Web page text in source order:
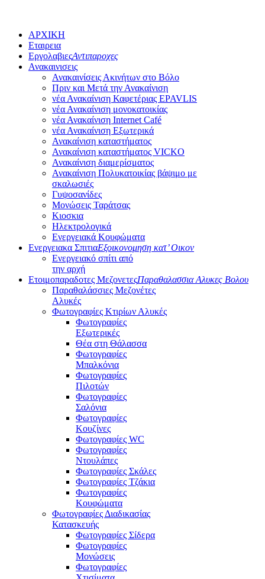
ΑΡΧΙΚΗ
Εταιρεια
ΕργολαβιεςΑντιπαροχες
Ανακαινισεις
Ανακαινίσεις Ακινήτων στο Βόλο
Πριν και Μετά την Ανακαίνιση
νέα Ανακαίνιση Καφετέριας EPAVLIS
νέα Ανακαίνιση μονοκατοικίας
νέα Ανακαίνιση Internet Café
νέα Ανακαίνιση Εξωτερικά
Ανακαίνιση καταστήματος
Ανακαίνιση καταστήματος VICKO
Ανακαίνιση διαμερίσματος
Ανακαίνιση Πολυκατοικίας βάψιμο με
σκαλωσιές
Γυψοσανίδες
Μονώσεις Ταράτσας
Κιoσκια
Ηλεκτρολογικά
Ενεργειακά Κουφώματα
Ενεργειακα ΣπιτιαΕξοικονομηση κατ’ Οικον
Ενεργειακό σπίτι από
την αρχή
Ετοιμοπαραδοτες ΜεζονετεςΠαραθαλασσια Αλυκες Βολου
Παραθαλάσσιες Μεζονέτες
Αλυκές
Φωτογραφίες Κτιρίων Αλυκές
Φωτογραφίες
Εξωτερικές
Θέα στη Θάλασσα
Φωτογραφίες
Μπαλκόνια
Φωτογραφίες
Πιλοτών
Φωτογραφίες
Σαλόνια
Φωτογραφίες
Κουζίνες
Φωτογραφίες WC
Φωτογραφίες
Ντουλάπες
Φωτογραφίες Σκάλες
Φωτογραφίες Τζάκια
Φωτογραφίες
Κουφώματα
Φωτογραφίες Διαδικασίας
Κατασκευής
Φωτογραφίες Σίδερα
Φωτογραφίες
Μονώσεις
Φωτογραφίες